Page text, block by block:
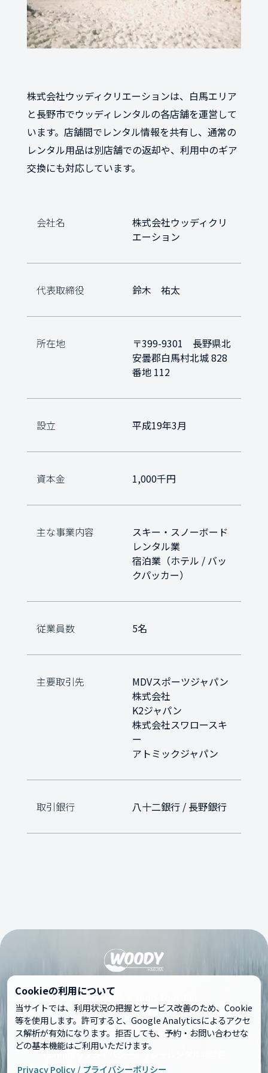
株式会社ウッディクリエーションは、白馬エリア
と長野市でウッディレンタルの各店舗を運営して
います。店舗間でレンタル情報を共有し、通常の
レンタル用品は別店舗での返却や、利用中のギア
交換にも対応しています。
会社名
株式会社ウッディクリ
エーション
代表取締役 鈴木　祐太
所在地
〒399-9301　長野県北
安曇郡白馬村北城 828
番地 112
設立 平成19年3月
資本金 1,000千円
主な事業内容
スキー・スノーボード
レンタル業
宿泊業（ホテル / バッ
クパッカー）
従業員数 5名
主要取引先
MDVスポーツジャパン
株式会社
K2ジャパン
株式会社スワロースキ
ー
アトミックジャパン
取引銀行 八十二銀行 / 長野銀行
services price
contact
Company プライバシーポリシー
Cookieの利用について
当サイトでは、利用状況の把握とサービス改善のため、Cookie
等を使用します。許可すると、Google Analyticsによるアクセ
ス解析が有効になります。拒否しても、予約・お問い合わせな
どの基本機能はご利用いただけます。
Privacy Policy / プライバシーポリシー